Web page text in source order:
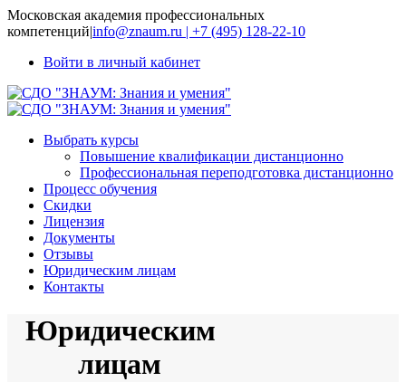
Московская академия профессиональных
компетенций|info@znaum.ru | +7 (495) 128-22-10
Войти в личный кабинет
Выбрать курсы
Повышение квалификации дистанционно
Профессиональная переподготовка дистанционно
Процесс обучения
Скидки
Лицензия
Документы
Отзывы
Юридическим лицам
Контакты
Юридическим
лицам